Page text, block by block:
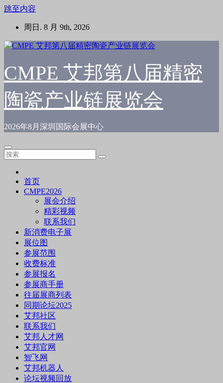
跳至内容
周日. 8 月 9th, 2026
CMPE 艾邦第八届精密
陶瓷产业链展览会
2026年8月深圳国际会展中心
首页
CMPE2026
展会介绍
精彩视频
联系我们
新消费电子展
展位图
参展范围
收费标准
参展报名
参展商手册
往届展商列表
同期论坛2025
艾邦社区
联系我们
艾邦人才网
艾邦官网
智飞网
艾邦机器人
论坛视频回放